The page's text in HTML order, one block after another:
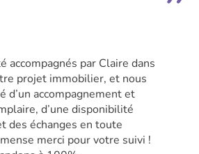
accompagnés par Claire dans
projet immobilier, et nous
d’un accompagnement et
d’une disponibilité
des échanges en toute
merci pour votre suivi !